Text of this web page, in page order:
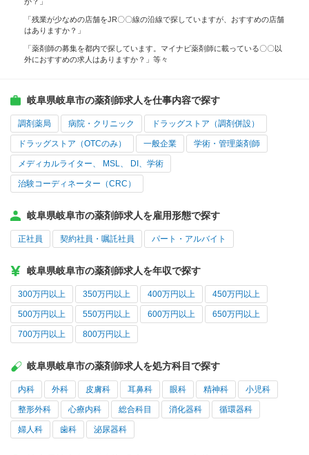
「残業が少なめの店舗をJR〇〇線の沿線で探していますが、おすすめの店舗
はありますか？」
「薬剤師の募集を都内で探しています。マイナビ薬剤師に載っている〇〇以
外におすすめの求人はありますか？」等々
岐阜県岐阜市の薬剤師求人を仕事内容で探す
調剤薬局 病院・クリニック ドラッグストア（調剤併設）
ドラッグストア（OTCのみ） 一般企業 学術・管理薬剤師
メディカルライター、 MSL、 DI、学術
治験コーディネーター（CRC）
岐阜県岐阜市の薬剤師求人を雇用形態で探す
正社員 契約社員・嘱託社員 パート・アルバイト
岐阜県岐阜市の薬剤師求人を年収で探す
300万円以上 350万円以上 400万円以上 450万円以上
500万円以上 550万円以上 600万円以上 650万円以上
700万円以上 800万円以上
岐阜県岐阜市の薬剤師求人を処方科目で探す
内科 外科 皮膚科 耳鼻科 眼科 精神科 小児科
整形外科 心療内科 総合科目 消化器科 循環器科
婦人科 歯科 泌尿器科